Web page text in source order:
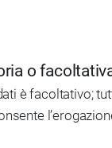
o
è facoltativo;